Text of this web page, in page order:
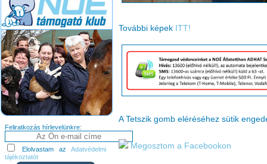
Feliratkozás hírlevelünkre:
Elolvastam az Adatvédelmi
tájékoztatót
További képek ITT!
A Tetszik gomb eléréséhez sütik
Megosztom a Facebookon